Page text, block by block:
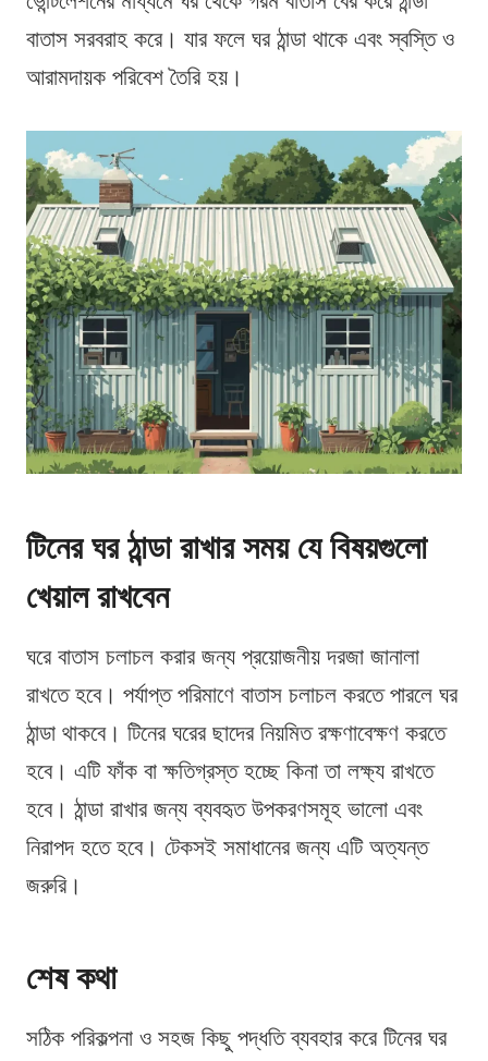
বাতাস সরবরাহ করে। যার ফলে ঘর ঠান্ডা থাকে এবং স্বস্তি ও
আরামদায়ক পরিবেশ তৈরি হয়।
টিনের ঘর ঠান্ডা রাখার সময় যে বিষয়গুলো
খেয়াল রাখবেন
ঘরে বাতাস চলাচল করার জন্য প্রয়োজনীয় দরজা জানালা
রাখতে হবে। পর্যাপ্ত পরিমাণে বাতাস চলাচল করতে পারলে ঘর
ঠান্ডা থাকবে। টিনের ঘরের ছাদের নিয়মিত রক্ষণাবেক্ষণ করতে
হবে। এটি ফাঁক বা ক্ষতিগ্রস্ত হচ্ছে কিনা তা লক্ষ্য রাখতে
হবে। ঠান্ডা রাখার জন্য ব্যবহৃত উপকরণসমূহ ভালো এবং
নিরাপদ হতে হবে। টেকসই সমাধানের জন্য এটি অত্যন্ত
জরুরি।
শেষ কথা
সঠিক পরিকল্পনা ও সহজ কিছু পদ্ধতি ব্যবহার করে টিনের ঘর